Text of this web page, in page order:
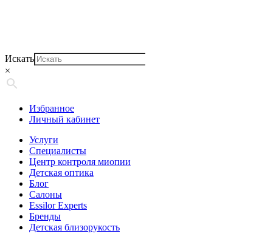
Искать
×
Избранное
Личный кабинет
Услуги
Специалисты
Центр контроля миопии
Детская оптика
Блог
Салоны
Essilor Experts
Бренды
Детская близорукость